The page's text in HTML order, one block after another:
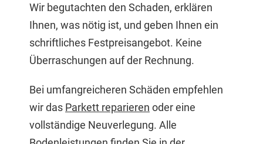
Wir begutachten den Schaden, erklären
Ihnen, was nötig ist, und geben Ihnen ein
schriftliches Festpreisangebot. Keine
Überraschungen auf der Rechnung.
Bei umfangreicheren Schäden empfehlen
wir das Parkett reparieren oder eine
vollständige Neuverlegung. Alle